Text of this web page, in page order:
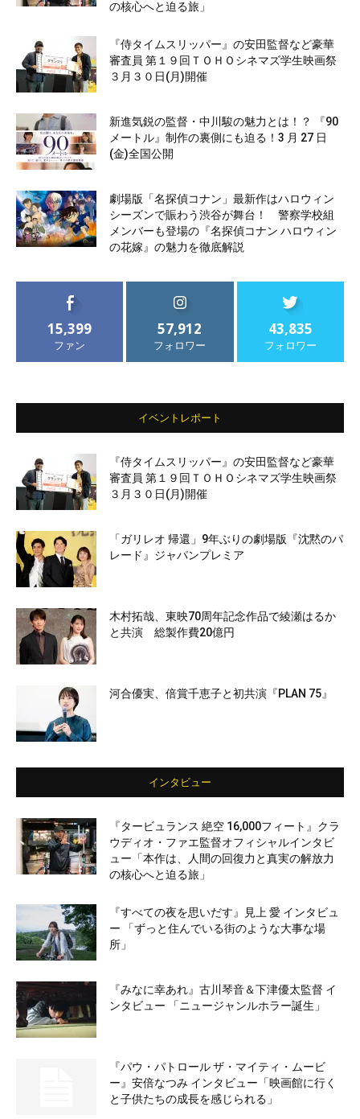
の核心へと迫る旅」
『侍タイムスリッパー』の安田監督など豪華
審査員 第１９回ＴＯＨＯシネマズ学生映画祭
３月３０日(月)開催
新進気鋭の監督・中川駿の魅力とは！？ 『90
メートル』制作の裏側にも迫る！3 月 27 日
(金)全国公開
劇場版「名探偵コナン」最新作はハロウィン
シーズンで賑わう渋谷が舞台！ 警察学校組
メンバーも登場の『名探偵コナン ハロウィン
の花嫁』の魅力を徹底解説
15,399
ファン
57,912
フォロワー
43,835
フォロワー
イベントレポート
『侍タイムスリッパー』の安田監督など豪華
審査員 第１９回ＴＯＨＯシネマズ学生映画祭
３月３０日(月)開催
「ガリレオ 帰還」9年ぶりの劇場版『沈黙のパ
レード』ジャパンプレミア
木村拓哉、東映70周年記念作品で綾瀬はるか
と共演 総製作費20億円
河合優実、倍賞千恵子と初共演『PLAN 75』
インタビュー
『タービュランス 絶空 16,000フィート』クラ
ウディオ・ファエ監督オフィシャルインタビ
ュー「本作は、人間の回復力と真実の解放力
の核心へと迫る旅」
『すべての夜を思いだす』見上 愛 インタビュ
ー 「ずっと住んでいる街のような大事な場
所」
『みなに幸あれ』古川琴音＆下津優太監督 イ
ンタビュー 「ニュージャンルホラー誕生」
『パウ・パトロール ザ・マイティ・ムービ
ー』安倍なつみ インタビュー「映画館に行く
と子供たちの成長を感じられる」